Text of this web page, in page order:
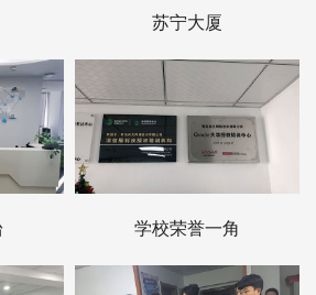
苏宁大厦
学校荣誉一角